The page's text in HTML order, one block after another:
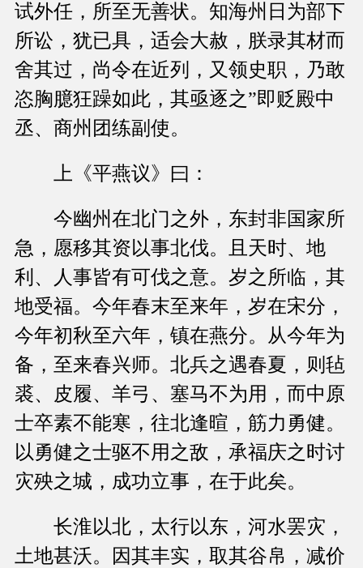
试外任，所至无善状。知海州日为部下
所讼，犹已具，适会大赦，朕录其材而
舍其过，尚令在近列，又领史职，乃敢
恣胸臆狂躁如此，其亟逐之”即贬殿中
丞、商州团练副使。
上《平燕议》曰：
今幽州在北门之外，东封非国家所
急，愿移其资以事北伐。且天时、地
利、人事皆有可伐之意。岁之所临，其
地受福。今年春末至来年，岁在宋分，
今年初秋至六年，镇在燕分。从今年为
备，至来春兴师。北兵之遇春夏，则毡
裘、皮履、羊弓、塞马不为用，而中原
士卒素不能寒，往北逢暄，筋力勇健。
以勇健之士驱不用之敌，承福庆之时讨
灾殃之城，成功立事，在于此矣。
长淮以北，太行以东，河水罢灾，
土地甚沃。因其丰实，取其谷帛，减价